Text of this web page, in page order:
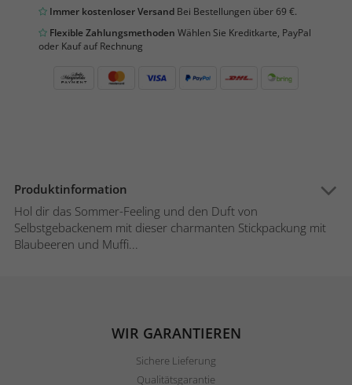
Immer kostenloser Versand Bei Bestellungen über 69 €.
Flexible Zahlungsmethoden Wählen Sie Kreditkarte, PayPal
oder Kauf auf Rechnung
Produktinformation
Hol dir das Sommer-Feeling und den Duft von
Selbstgebackenem mit dieser charmanten Stickpackung mit
Blaubeeren und Muffi...
WIR GARANTIEREN
Sichere Lieferung
Qualitätsgarantie